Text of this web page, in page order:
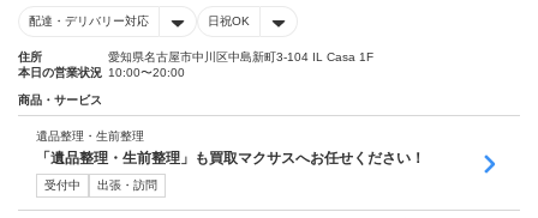
配達・デリバリー対応 日祝OK
住所
愛知県名古屋市中川区中島新町3-104 IL Casa 1F
本日の営業状況 10:00〜20:00
商品・サービス
遺品整理・生前整理
「遺品整理・生前整理」も買取マクサスへお任せください！
受付中 出張・訪問